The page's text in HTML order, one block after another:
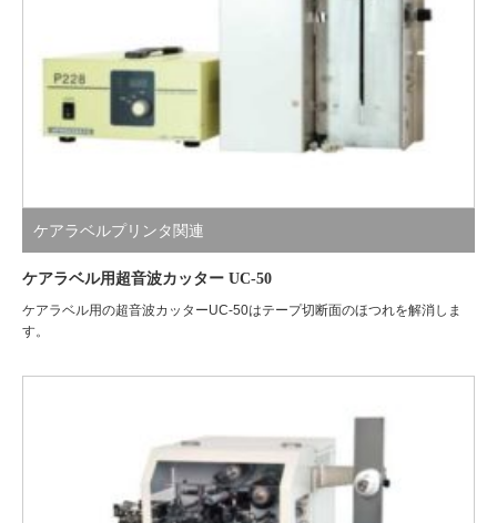
ケアラベルプリンタ関連
ケアラベル用超音波カッター UC-50
ケアラベル用の超音波カッターUC-50はテープ切断面のほつれを解消しま
す。